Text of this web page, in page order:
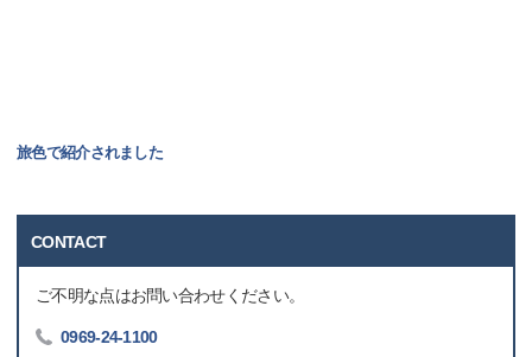
旅色で紹介されました
CONTACT
ご不明な点はお問い合わせください。
0969-24-1100